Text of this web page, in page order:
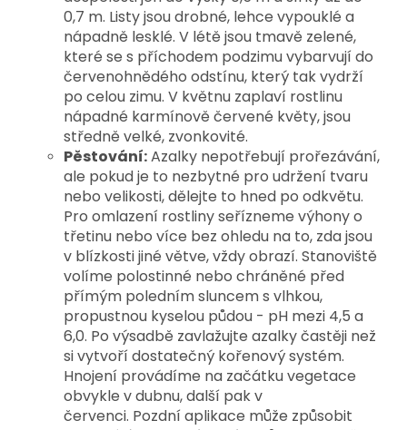
0,7 m. Listy jsou drobné, lehce vypouklé a
nápadně lesklé. V létě jsou tmavě zelené,
které se s příchodem podzimu vybarvují do
červenohnědého odstínu, který tak vydrží
po celou zimu. V květnu zaplaví rostlinu
nápadné karmínově červené květy, jsou
středně velké, zvonkovité.
Pěstování:Azalky nepotřebují prořezávání,
ale pokud je to nezbytné pro udržení tvaru
nebo velikosti, dělejte to hned po odkvětu.
Pro omlazení rostliny seřízneme výhony o
třetinu nebo více bez ohledu na to, zda jsou
v blízkosti jiné větve, vždy obrazí. Stanoviště
volíme polostinné nebo chráněné před
přímým poledním sluncem s vlhkou,
propustnou kyselou půdou - pH mezi 4,5 a
6,0. Po výsadbě zavlažujte azalky častěji než
si vytvoří dostatečný kořenový systém.
Hnojení provádíme na začátku vegetace
obvykle v dubnu, další pak v
červenci. Pozdní aplikace může způsobit